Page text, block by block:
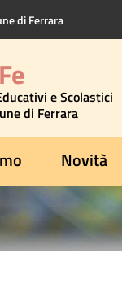
di Ferrara
e Scolastici
di Ferrara
Novità